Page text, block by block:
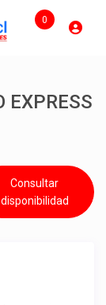
0
EXPRESS
Consultar
disponibilidad